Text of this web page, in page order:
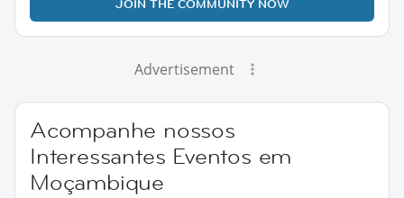
JOIN THE COMMUNITY NOW
Advertisement
Acompanhe nossos
Interessantes Eventos em
Moçambique